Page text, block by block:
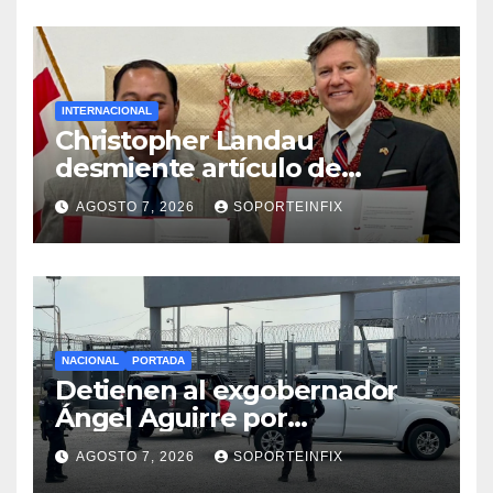
INTERNACIONAL
Christopher Landau
desmiente artículo de
Foreign Policy sobre visita a
Islas Salomón
AGOSTO 7, 2026 SOPORTEINFIX
NACIONAL PORTADA
Detienen al exgobernador
Ángel Aguirre por
obstrucción de la justicia en
el caso Ayotzinapa
AGOSTO 7, 2026 SOPORTEINFIX